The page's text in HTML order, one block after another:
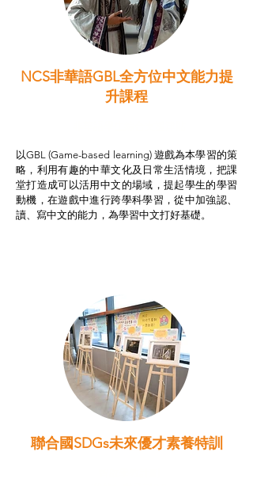
NCS非華語GBL全方位中文能力提
升課程
以GBL (Game-based learning) 遊戲為本學習的策
略，利用有趣的中華文化及日常生活情境，把課
堂打造成可以活用中文的場域，提起學生的學習
動機，在遊戲中進行跨學科學習，從中加強認、
讀、寫中文的能力，為學習中文打好基礎。
聯合國SDGs未來優才素養特訓